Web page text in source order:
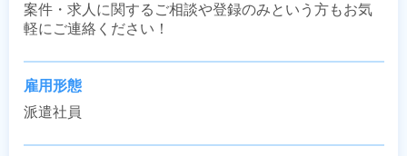
案件・求人に関するご相談や登録のみという方もお気
軽にご連絡ください！
雇用形態
派遣社員